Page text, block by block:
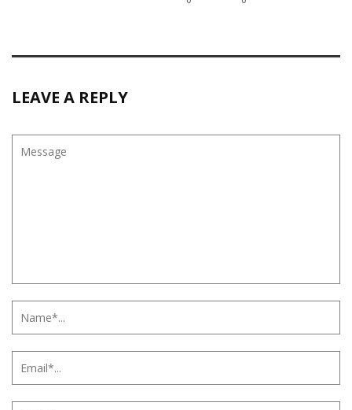
LEAVE A REPLY